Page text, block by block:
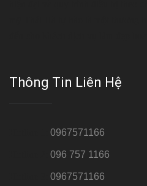
Thông Tin Liên Hệ
0967571166
096 757 1166
0967571166